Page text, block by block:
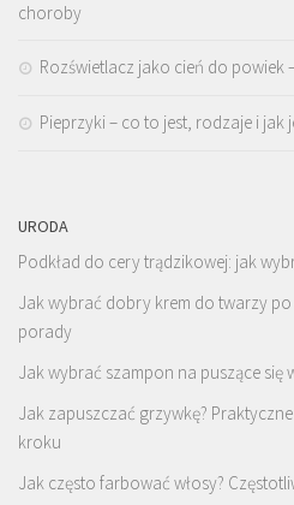
choroby
Rozświetlacz jako cień do powiek
Pieprzyki – co to jest, rodzaje i jak
URODA
Podkład do cery trądzikowej: jak
Jak wybrać dobry krem do twarzy po
porady
Jak wybrać szampon na puszące się
Jak zapuszczać grzywkę?
kroku
Jak często farbować włosy?